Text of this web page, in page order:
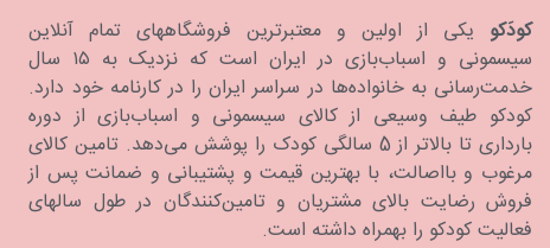
کودَکو یکی از اولین و معتبرترین فروشگاههای تمام آنلاین
سیسمونی و اسباب‌بازی در ایران است که نزدیک به ۱۵ سال
خدمت‌رسانی به خانواده‌ها در سراسر ایران را در کارنامه خود دارد.
كودكو طیف وسیعی از کالای سیسمونی و اسباب‌بازی از دوره
بارداری تا بالاتر از 5 سالگی کودک را پوشش می‌دهد. تامین کالای
مرغوب و بااصالت، با بهترین قیمت و پشتیبانی و ضمانت پس از
فروش رضایت بالای مشتریان و تامین‌کنندگان در طول سالهای
فعالیت کودکو را بهمراه داشته است.